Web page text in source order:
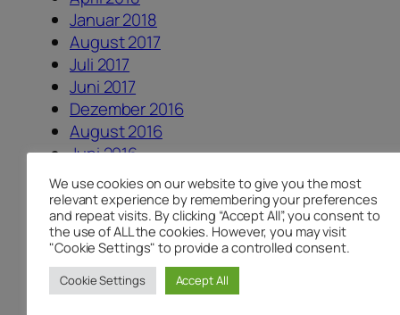
Januar 2018
August 2017
Juli 2017
Juni 2017
Dezember 2016
August 2016
Juni 2016
Mai 2016
April 2016
Februar 2016
November 2015
Oktober 2015
September 2015
We use cookies on our website to give you the most
relevant experience by remembering your preferences
and repeat visits. By clicking “Accept All”, you consent to
the use of ALL the cookies. However, you may visit
"Cookie Settings" to provide a controlled consent.
Cookie Settings Accept All